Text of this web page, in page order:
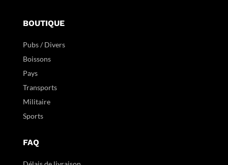
BOUTIQUE
Pubs / Divers
Boissons
Pays
Transports
Militaire
Sports
FAQ